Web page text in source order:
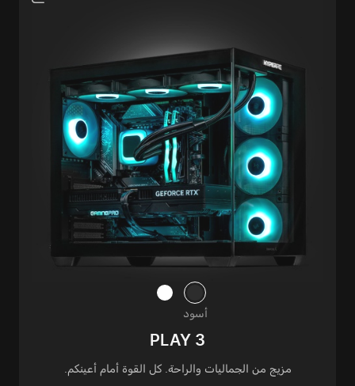
أسود
PLAY 3
مزيج من الجماليات والراحة. كل القوة أمام أعينكم.